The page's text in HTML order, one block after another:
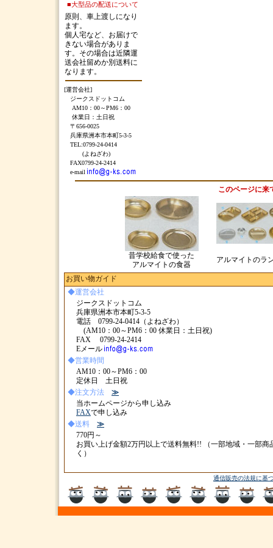
■大型品の配送について
原則、車上渡しになり
ます。
個人宅など、お届けで
きない場合がありま
す。その場合は近隣運
送会社留めか別送料に
なります。
[運営会社]
ジークスドットコム
AM10：00～PM6：00
休業日：土日祝
〒656-0025
兵庫県洲本市本町5-3-5
TEL:0799-24-0414
(よねざわ)
FAX0799-24-2414
e-mail
このページに来
昔学校給食で使った
アルマイトの食器
アルマイトのラ
お買い物ガイド
◆運営会社
ジークスドットコム
兵庫県洲本市本町5-3-5
電話 0799-24-0414（よねざわ）
(AM10：00～PM6：00 休業日：土日祝)
FAX 0799-24-2414
Eメール
◆営業時間
AM10：00～PM6：00
定休日 土日祝
◆注文方法 ≫
当ホームページから申し込み
FAXで申し込み
◆送料
≫
770円～
お買い上げ金額2万円以上で送料無料!! （一部地域・一部商
く）
通信販売の法規に基